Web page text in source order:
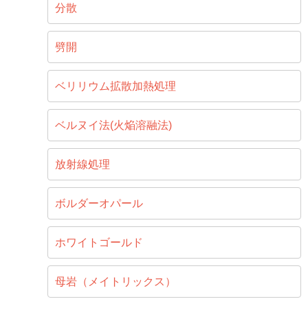
分散
劈開
ベリリウム拡散加熱処理
ベルヌイ法(火焔溶融法)
放射線処理
ボルダーオパール
ホワイトゴールド
母岩（メイトリックス）